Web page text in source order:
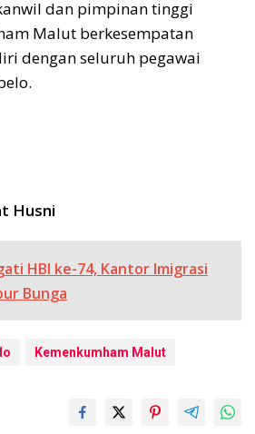
dan pimpinan tinggi
Malut berkesempatan
dengan seluruh pegawai
Husni
HBI ke-74, Kantor Imigrasi
Bunga
Kemenkumham Malut